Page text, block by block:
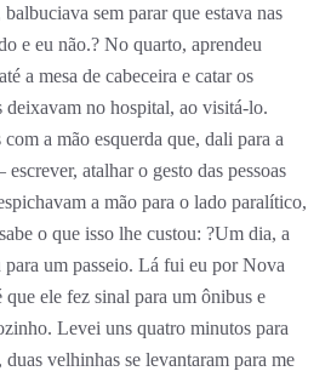
sem parar que estava nas
e eu não.? No quarto, aprendeu
a mesa de cabeceira e catar os
deixavam no hospital, ao visitá-lo.
a mão esquerda que, dali para a
atalhar o gesto das pessoas
a mão para o lado paralítico,
o que isso lhe custou: ?Um dia, a
um passeio. Lá fui eu por Nova
ele fez sinal para um ônibus e
Levei uns quatro minutos para
velhinhas se levantaram para me